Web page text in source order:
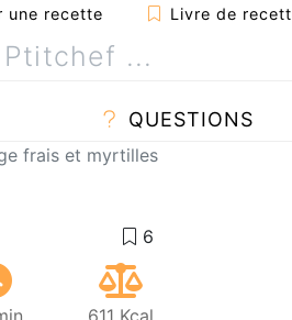
une recette Livre de
QUESTIONS
frais et myrtilles
611 Kcal